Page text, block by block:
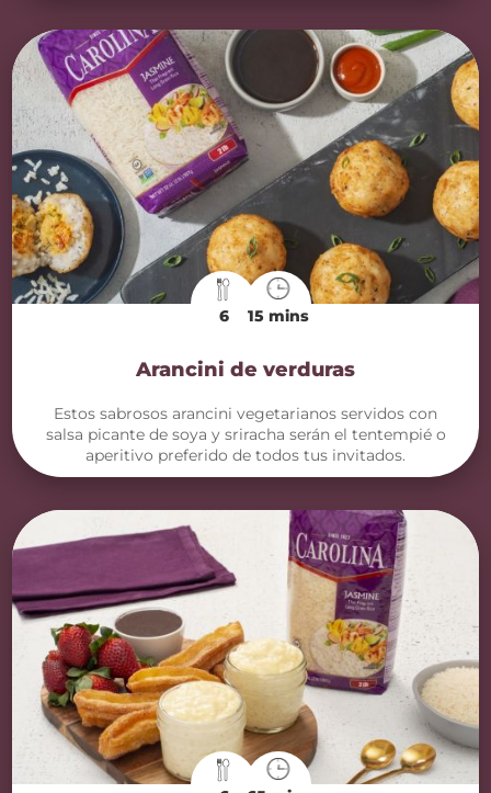
6 15 mins
Arancini de verduras
Estos sabrosos arancini vegetarianos servidos con
salsa picante de soya y sriracha serán el tentempié o
aperitivo preferido de todos tus invitados.